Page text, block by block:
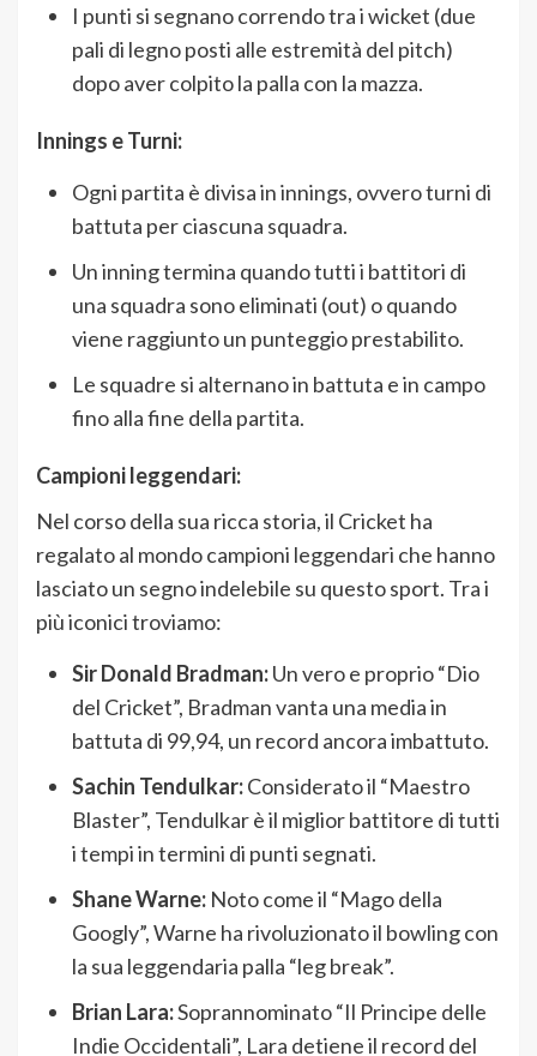
I punti si segnano correndo tra i wicket (due
pali di legno posti alle estremità del pitch)
dopo aver colpito la palla con la mazza.
Innings e Turni:
Ogni partita è divisa in innings, ovvero turni di
battuta per ciascuna squadra.
Un inning termina quando tutti i battitori di
una squadra sono eliminati (out) o quando
viene raggiunto un punteggio prestabilito.
Le squadre si alternano in battuta e in campo
fino alla fine della partita.
Campioni leggendari:
Nel corso della sua ricca storia, il Cricket ha
regalato al mondo campioni leggendari che hanno
lasciato un segno indelebile su questo sport. Tra i
più iconici troviamo:
Sir Donald Bradman:Un vero e proprio “Dio
del Cricket”, Bradman vanta una media in
battuta di 99,94, un record ancora imbattuto.
Sachin Tendulkar:Considerato il “Maestro
Blaster”, Tendulkar è il miglior battitore di tutti
i tempi in termini di punti segnati.
Shane Warne: Noto come il “Mago della
Googly”, Warne ha rivoluzionato il bowling con
la sua leggendaria palla “leg break”.
Brian Lara:Soprannominato “Il Principe delle
Indie Occidentali”, Lara detiene il record del